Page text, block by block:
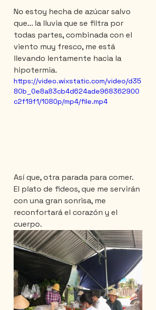
No estoy hecha de azúcar salvo
que... la lluvia que se filtra por
todas partes, combinada con el
viento muy fresco, me está
llevando lentamente hacia la
hipotermia.
https://video.wixstatic.com/video/d35
80b_0e8a83cb4d624ade968362900
c2f19f1/1080p/mp4/file.mp4
Así que, otra parada para comer.
El plato de fideos, que me servirán
con una gran sonrisa, me
reconfortará el corazón y el
cuerpo.